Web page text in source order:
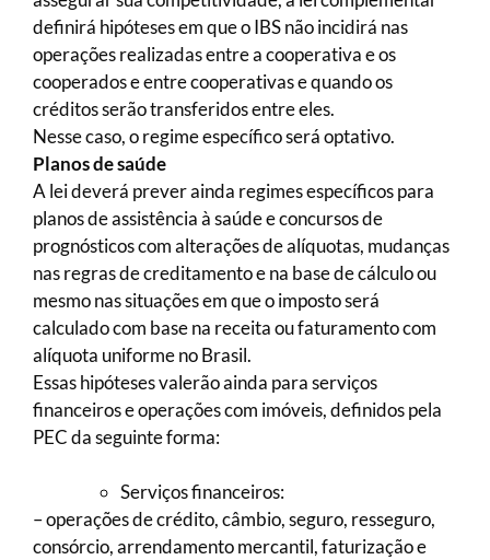
definirá hipóteses em que o IBS não incidirá nas
operações realizadas entre a cooperativa e os
cooperados e entre cooperativas e quando os
créditos serão transferidos entre eles.
Nesse caso, o regime específico será optativo.
Planos de saúde
A lei deverá prever ainda regimes específicos para
planos de assistência à saúde e concursos de
prognósticos com alterações de alíquotas, mudanças
nas regras de creditamento e na base de cálculo ou
mesmo nas situações em que o imposto será
calculado com base na receita ou faturamento com
alíquota uniforme no Brasil.
Essas hipóteses valerão ainda para serviços
financeiros e operações com imóveis, definidos pela
PEC da seguinte forma:
Serviços financeiros:
– operações de crédito, câmbio, seguro, resseguro,
consórcio, arrendamento mercantil, faturização e